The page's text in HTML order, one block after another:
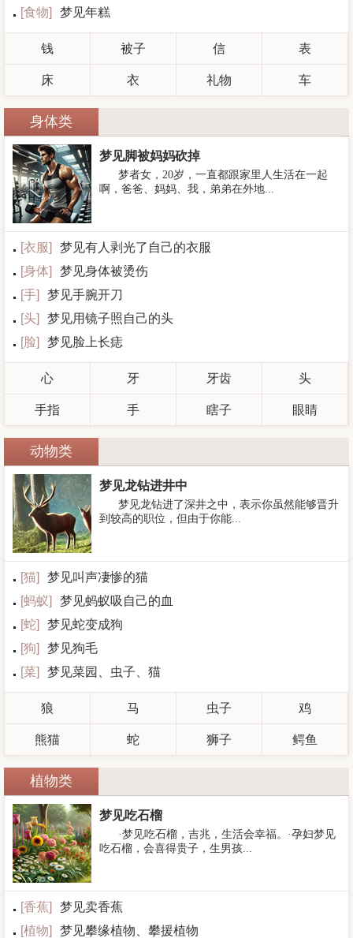
[食物] 梦见年糕
钱 被子 信 表
床 衣 礼物 车
身体类
梦见脚被妈妈砍掉
梦者女，20岁，一直都跟家里人生活在一起
啊，爸爸、妈妈、我，弟弟在外地...
[衣服]
梦见有人剥光了自己的衣服
[身体]
梦见身体被烫伤
[手]
梦见手腕开刀
[头]
梦见用镜子照自己的头
[脸] 梦见脸上长痣
心 牙 牙齿 头
手指 手 瞎子 眼睛
动物类
梦见龙钻进井中
梦见龙钻进了深井之中，表示你虽然能够晋升
到较高的职位，但由于你能...
[猫]
梦见叫声凄惨的猫
[蚂蚁]
梦见蚂蚁吸自己的血
[蛇]
梦见蛇变成狗
[狗]
梦见狗毛
[菜] 梦见菜园、虫子、猫
狼 马 虫子 鸡
熊猫 蛇 狮子 鳄鱼
植物类
梦见吃石榴
·梦见吃石榴，吉兆，生活会幸福。·孕妇梦见
吃石榴，会喜得贵子，生男孩...
[香蕉]
梦见卖香蕉
[植物]
梦见攀缘植物、攀援植物